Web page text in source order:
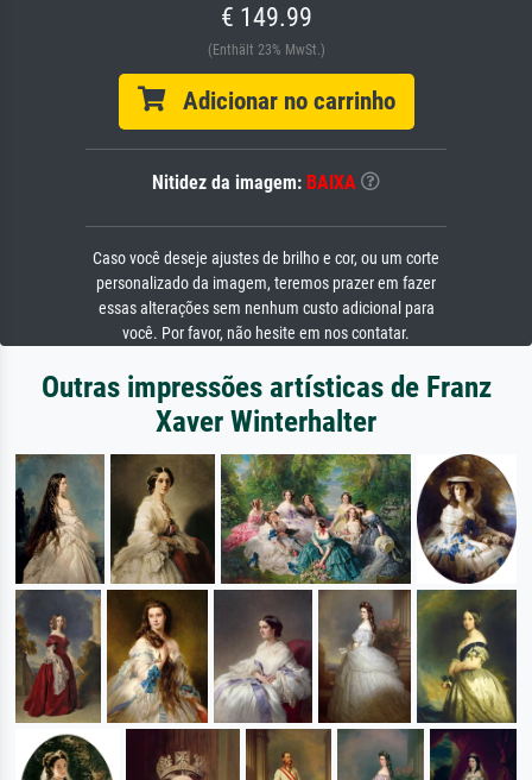
€ 149.99
(Enthält 23% MwSt.)
Adicionar no carrinho
Nitidez da imagem: BAIXA
Caso você deseje ajustes de brilho e cor, ou um corte
personalizado da imagem, teremos prazer em fazer
essas alterações sem nenhum custo adicional para
você. Por favor, não hesite em nos contatar.
Outras impressões artísticas de Franz
Xaver Winterhalter